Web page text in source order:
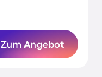
Zum Angebot